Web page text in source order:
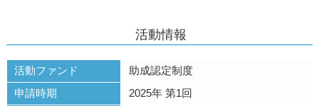
活動情報
活動ファンド
助成認定制度
申請時期
2025年 第1回